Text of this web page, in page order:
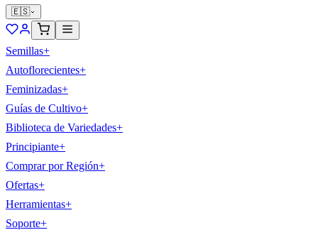
🇪🇸
Semillas+
Autoflorecientes+
Feminizadas+
Guías de Cultivo+
Biblioteca de Variedades+
Principiante+
Comprar por Región+
Ofertas+
Herramientas+
Soporte+